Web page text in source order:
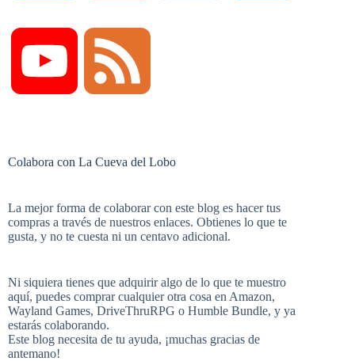
e
b
o
t
e
r
l
r
u
Colabora con La Cueva del Lobo
La mejor forma de colaborar con este blog es hacer tus
compras a través de nuestros enlaces. Obtienes lo que te
gusta, y no te cuesta ni un centavo adicional.
Ni siquiera tienes que adquirir algo de lo que te muestro
aquí, puedes comprar cualquier otra cosa en Amazon,
Wayland Games, DriveThruRPG o Humble Bundle, y ya
estarás colaborando.
Este blog necesita de tu ayuda, ¡muchas gracias de
antemano!